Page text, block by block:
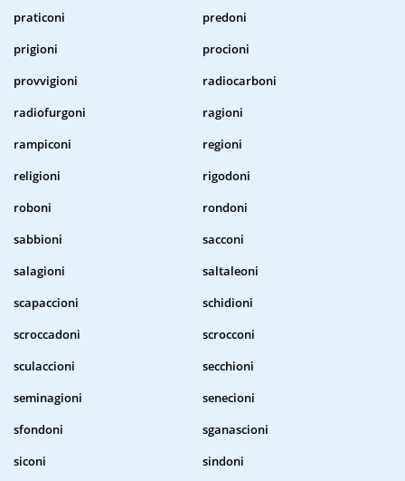
praticoni
predoni
prigioni
procioni
provvigioni
radiocarboni
radiofurgoni
ragioni
rampiconi
regioni
religioni
rigodoni
roboni
rondoni
sabbioni
sacconi
salagioni
saltaleoni
scapaccioni
schidioni
scroccadoni
scrocconi
sculaccioni
secchioni
seminagioni
senecioni
sfondoni
sganascioni
siconi
sindoni